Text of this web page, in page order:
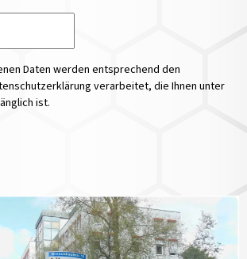
Daten werden entsprechend den
verarbeitet, die Ihnen unter
ist.